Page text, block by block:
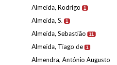
Almeida, Rodrigo 1
Almeida, S. 1
Almeida, Sebastião 11
Almeida, Tiago de 1
Almendra, António Augusto